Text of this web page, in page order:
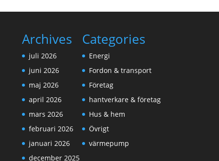
Archives
juli 2026
juni 2026
maj 2026
april 2026
mars 2026
februari 2026
januari 2026
december 2025
Categories
Energi
Fordon & transport
Företag
hantverkare & företag
Hus & hem
Övrigt
värmepump